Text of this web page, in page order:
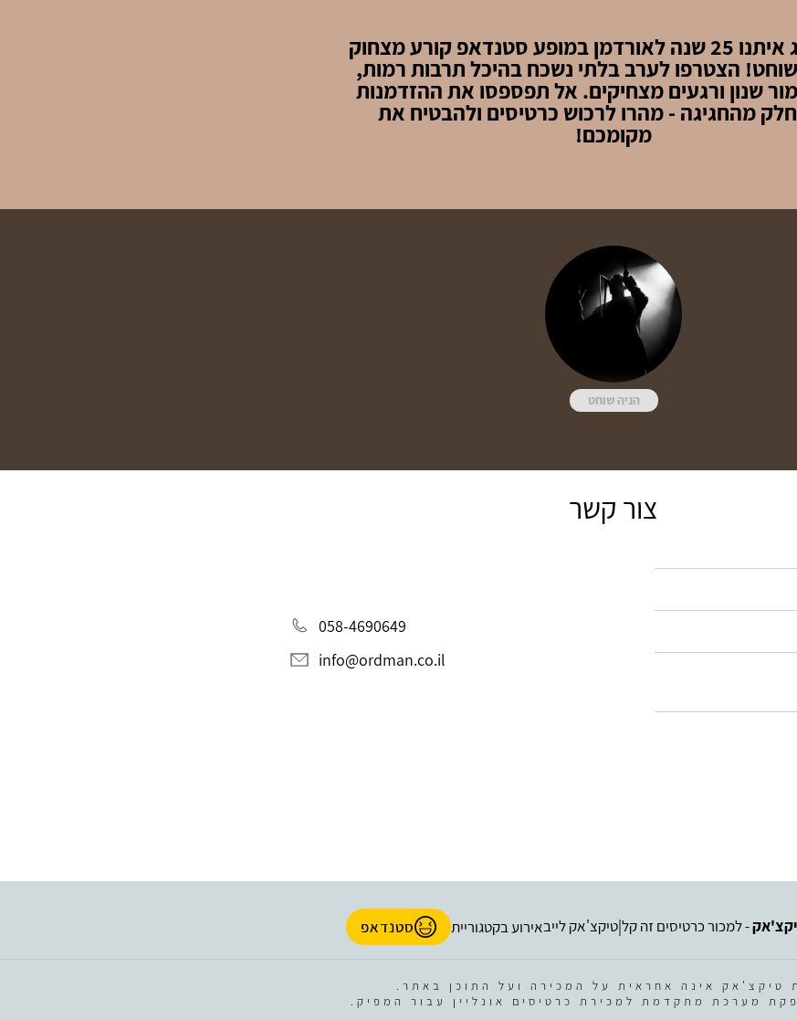
בואו לחגוג איתנו 25 שנה לאורדמן במופע סטנדאפ קורע מצחוק
הצטרפו לערב בלתי נשכח בהיכל תרבות רמות,
שנון ורגעים מצחיקים. אל תפספסו את ההזדמנות
מהחגיגה - מהרו לרכוש כרטיסים ולהבטיח את
מקומכם!
הניה שוחט
צור קשר
058-4690649
info@ordman.co.il
- למכור כרטיסים זה קל|טיקצ'אק לייבאירוע בקטגוריית סטנדאפ
טיקצ'אק אינה אחראית על המכירה ועל התוכן באתר.
מערכת מתקדמת למכירת כרטיסים אונליין עבור המפיק.